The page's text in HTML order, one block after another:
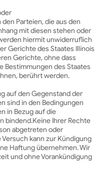
Parteien, die aus den
mit diesen stehen oder
hiermit unwiderruflich
Gerichte des Staates Illinois
Gerichte, ohne dass
Bestimmungen des Staates
berührt werden.
auf den Gegenstand der
sind in den Bedingungen
in Bezug auf die
bindend.Keine Ihrer Rechte
abgetreten oder
kann zur Kündigung
Haftung übernehmen. Wir
und ohne Vorankündigung